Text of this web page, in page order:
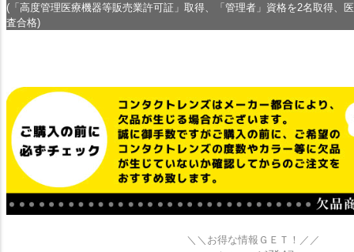
(「高度管理医療機器等販売業許可証」取得、「管理者」資格を2名取得、
査合格)
＼＼お得な情報ＧＥＴ！／／